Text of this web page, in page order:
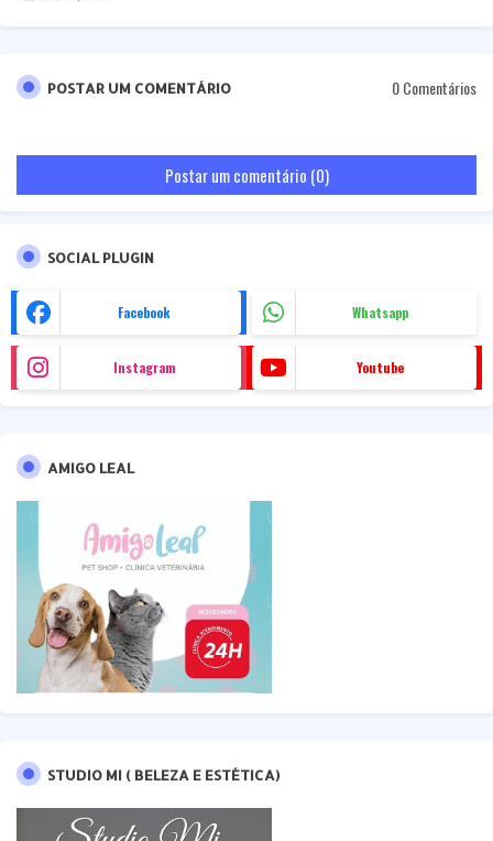
POSTAR UM COMENTÁRIO 0 Comentários
Postar um comentário (0)
SOCIAL PLUGIN
Facebook Whatsapp
Instagram Youtube
AMIGO LEAL
STUDIO MI ( BELEZA E ESTÉTICA)